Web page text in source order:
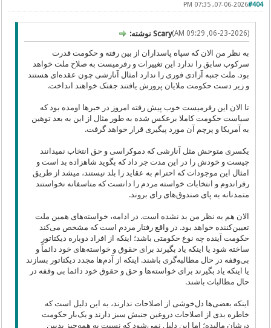
#404
07-06-2026, 07:35 PM
(06-23-2026, 09:29 AM) Scary نوشته:
به نظر من الان که سپاه پاسداران از بین رفته و حکومت قدرت
سرکوب سابق را ندارد این تغییرات و رفرمیست به صلاح ملت خواهد
بود. ملت جنبه آزادی فوری را ندارد امثال آنارشی چون عقده‌ای هستند
و زیر دست حکومت ملایان پرورش یافتند جفتک خواهند انداخت.
تا الان این رفرمیست خوب پیش رفته امروز در خبرها اومده بود که
سیاست حکومت کاملا برعکس شده به طور مثال از این به بعد توهین
به آمریکا و پرچم آن مورد پیگیری قرار خواهد گرفت.
یکسری متوحش مثل آنارشی که دموکراسی و حق انتخاب نمیدانند
چیست و خودش را در این مدت جر داد که بگوید شاهزاده بد است و
امثال این موجودات که احترام به عقاید را بلد نیستند، میشد از طریق
رفراندوم و انتخابات خواسته مردم را دانست که متاسفانه نخواستند
متمدنانه به پای صندوق‌های رای بروند.
الان هم به نظر من بد نشده است. در ادامه، خواسته‌های همین ملت
تعیین‌کننده خواهد بود. در واقع رفتار مردم است که مشخص می‌کند
حکومت آینده چه نوع حکومتی باشد؛ اینکه از افراد دوباره دیکتاتور
ساخته شود یا اینکه یاد بگیرند برای حقوق و خواسته‌های خود دائماً و
بی‌وقفه در حال مطالبه‌گری باشند. اینکه از آدم‌ها مجدد دیکتاتور بسازند
یا اینکه یاد بگیرند برای خواسته‌ها و حق و حقوق خود دائما بی وقفه در
حال مطالبات باشند.
اینکه بعضی‌ها دل‌خوشی از اصلاحات ندارند، به این دلیل است که
خاطره بدی از اصلاحات دروغین جنبش سبز دارند و یک‌بار حکومت
درشان مالیده؛ اما این دلیل نمی‌شود که نسبت به همه‌چیز بدبین